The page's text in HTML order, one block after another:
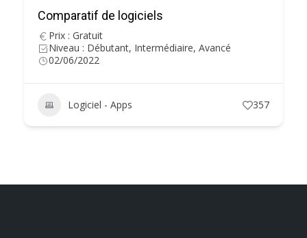
Comparatif de logiciels
Prix : Gratuit
Niveau : Débutant, Intermédiaire, Avancé
02/06/2022
Logiciel - Apps 357